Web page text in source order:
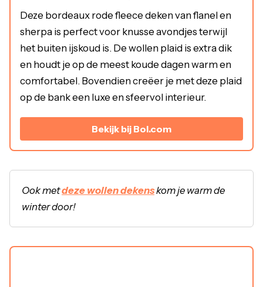
Deze bordeaux rode fleece deken van flanel en
sherpa is perfect voor knusse avondjes terwijl
het buiten ijskoud is. De wollen plaid is extra dik
en houdt je op de meest koude dagen warm en
comfortabel. Bovendien creëer je met deze plaid
op de bank een luxe en sfeervol interieur.
Bekijk bij Bol.com
Ook metdeze wollen dekenskom je warm de
winter door!